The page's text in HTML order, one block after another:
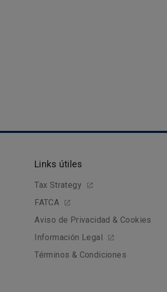
Links útiles
Tax Strategy
FATCA
Aviso de Privacidad & Cookies
Información Legal
Términos & Condiciones